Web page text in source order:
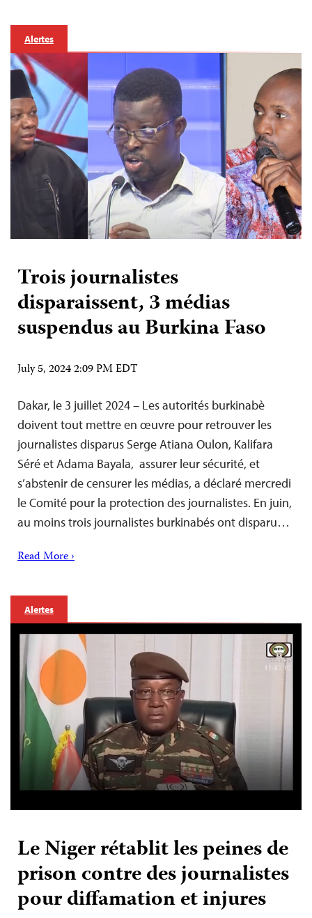
Alertes
Trois journalistes
disparaissent, 3 médias
suspendus au Burkina Faso
July 5, 2024 2:09 PM EDT
Dakar, le 3 juillet 2024 – Les autorités burkinabè
doivent tout mettre en œuvre pour retrouver les
journalistes disparus Serge Atiana Oulon, Kalifara
Séré et Adama Bayala, assurer leur sécurité, et
s’abstenir de censurer les médias, a déclaré mercredi
le Comité pour la protection des journalistes. En juin,
au moins trois journalistes burkinabés ont disparu…
Read More ›
Alertes
Le Niger rétablit les peines de
prison contre des journalistes
pour diffamation et injures